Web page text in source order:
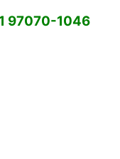
97070-1046